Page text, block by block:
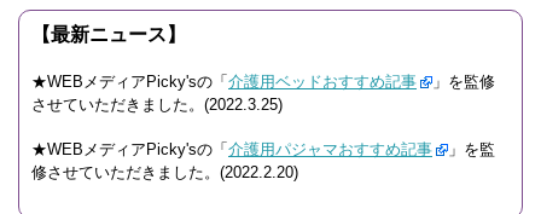
【最新ニュース】
★WEBメディアPicky'sの「 介護用ベッドおすすめ記事
」を監修
させていただきました。(2022.3.25)
★WEBメディアPicky'sの「 介護用パジャマおすすめ記事
」を監
修させていただきました。(2022.2.20)